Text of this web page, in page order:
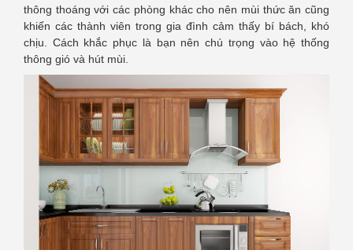
thông thoáng với các phòng khác cho nên mùi thức ăn cũng
khiến các thành viên trong gia đình cảm thấy bí bách, khó
chịu. Cách khắc phục là bạn nên chú trọng vào hệ thống
thông gió và hút mùi.